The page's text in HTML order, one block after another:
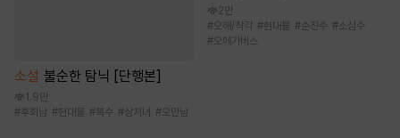
소설 불순한 탐닉 [단행본]
1.9만
#후회남 #현대물 #복수 #상처녀 #오만남
2만
#오해/착각 #현대물 #순진수 #소심수
#오메가버스